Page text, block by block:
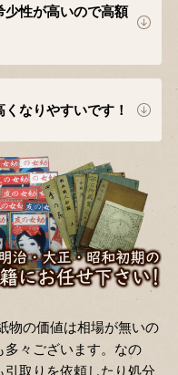
少性が高いので高額
なりやすいです！
物の価値は相場が無いの
多々ございます。なの
引取りを依頼したり処分